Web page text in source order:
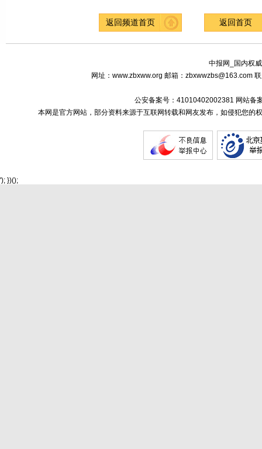
返回频道首页 返回首页
中报网_国内权
网址：www.zbxww.org 邮箱：zbxwwzbs@163.com
公安备案号：41010402002381 网站备
本网是官方网站，部分资料来源于互联网转载和网友发布，如侵犯您的
'); })();